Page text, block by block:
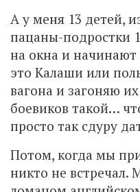
А у меня 13 детей,
пацаны-подростки
на окна и
это Калаши или
вагона и загоняю
боевиков такой…
просто так сдуру
Потом, когда мы
никто не встречал.